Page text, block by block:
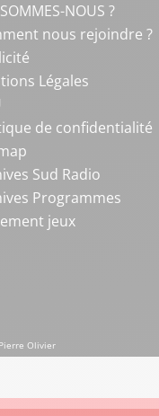
NOUS ?
nous rejoindre ?
Légales
de confidentialité
Sud Radio
Programmes
jeux
Olivier